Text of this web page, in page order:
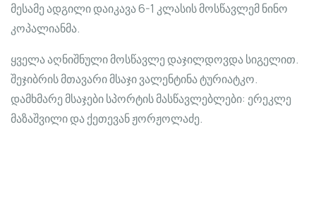
მესამე ადგილი დაიკავა 6-1 კლასის მოსწავლემ ნინო
კოპალიანმა.
ყველა აღნიშნული მოსწავლე დაჯილდოვდა სიგელით.
შეჯიბრის მთავარი მსაჯი ვალენტინა ტურიატკო.
დამხმარე მსაჯები სპორტის მასწავლებლები: ერეკლე
მაზაშვილი და ქეთევან ჟორჟოლაძე.